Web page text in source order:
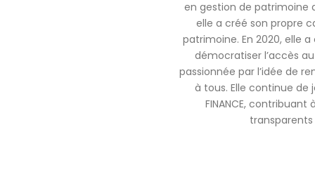
en gestion de patrimoine
elle a créé son propre
patrimoine. En 2020, elle a
démocratiser l’accès
passionnée par l’idée de
à tous. Elle continue de
FINANCE,